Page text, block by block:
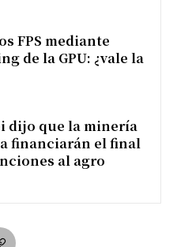
FPS mediante
de la GPU: ¿vale la
dijo que la minería
financiarán el final
al agro